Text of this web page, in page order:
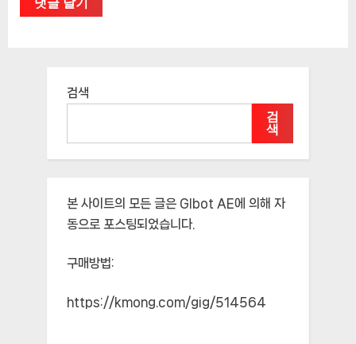
검색
검
색
본 사이트의 모든 글은 Glbot AE에 의해 자
동으로 포스팅되었습니다.
구매방법:
https://kmong.com/gig/514564